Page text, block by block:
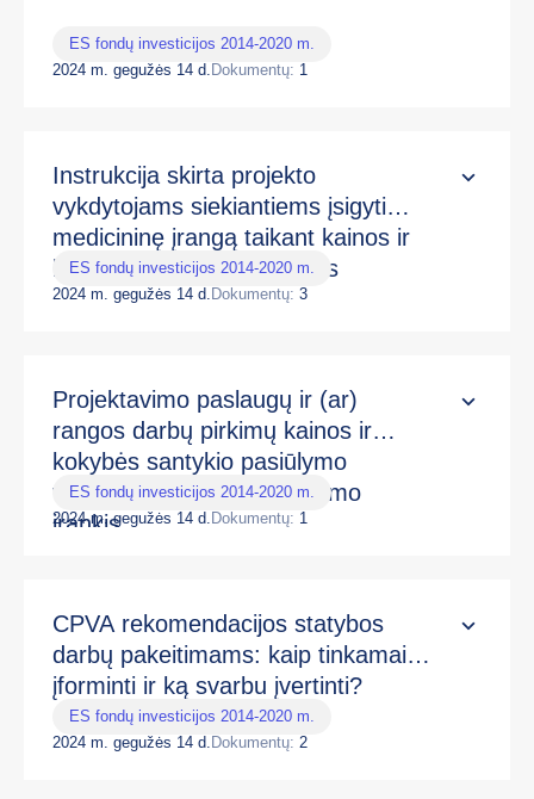
ES fondų investicijos 2014-2020 m.
2024 m. gegužės 14 d. Dokumentų: 1
Instrukcija skirta projekto
vykdytojams siekiantiems įsigyti
medicininę įrangą taikant kainos ir
kokybės vertinimo kriterijus
ES fondų investicijos 2014-2020 m.
2024 m. gegužės 14 d. Dokumentų: 3
Projektavimo paslaugų ir (ar)
rangos darbų pirkimų kainos ir
kokybės santykio pasiūlymo
vertinimo kriterijų skaičiavimo
įrankis
ES fondų investicijos 2014-2020 m.
2024 m. gegužės 14 d. Dokumentų: 1
CPVA rekomendacijos statybos
darbų pakeitimams: kaip tinkamai
įforminti ir ką svarbu įvertinti?
ES fondų investicijos 2014-2020 m.
2024 m. gegužės 14 d. Dokumentų: 2